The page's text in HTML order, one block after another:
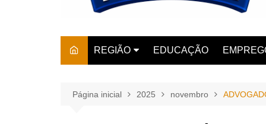
REGIÃO
AMPARO
EDUCAÇÃO
Página inicial 2025 novembro